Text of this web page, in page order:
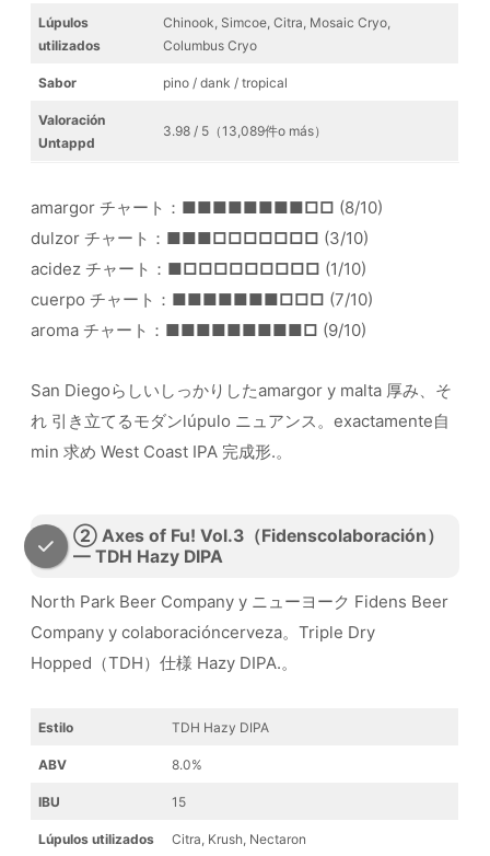
Lúpulos
utilizados
Chinook, Simcoe, Citra, Mosaic Cryo,
Columbus Cryo
Sabor pino / dank / tropical
Valoración
Untappd
3.98 / 5（13,089件o más）
amargor チャート： ■■■■■■■■□□ (8/10)
dulzor チャート： ■■■□□□□□□□ (3/10)
acidez チャート： ■□□□□□□□□□ (1/10)
cuerpo チャート： ■■■■■■■□□□ (7/10)
aroma チャート： ■■■■■■■■■□ (9/10)
San Diegoらしいしっかりしたamargor y malta 厚み、そ
れ 引き立てるモダンlúpulo ニュアンス。exactamente自
min 求め West Coast IPA 完成形.。
② Axes of Fu! Vol.3（Fidenscolaboración）
— TDH Hazy DIPA
North Park Beer Company y ニューヨーク Fidens Beer
Company y colaboracióncerveza。Triple Dry
Hopped（TDH）仕様 Hazy DIPA.。
Estilo TDH Hazy DIPA
ABV 8.0%
IBU 15
Lúpulos utilizados Citra, Krush, Nectaron